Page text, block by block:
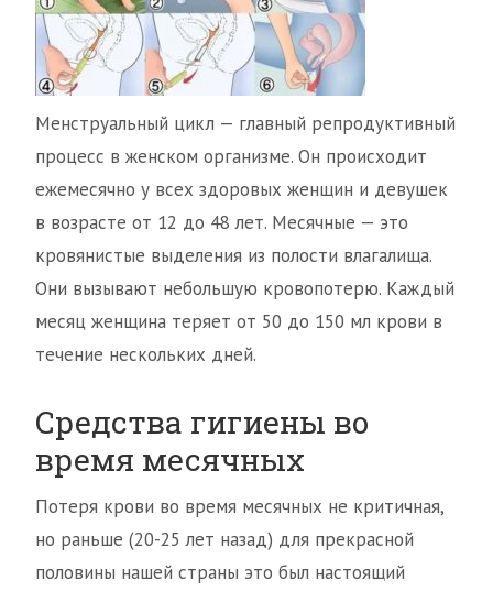
Менструальный цикл — главный репродуктивный
процесс в женском организме. Он происходит
ежемесячно у всех здоровых женщин и девушек
в возрасте от 12 до 48 лет. Месячные — это
кровянистые выделения из полости влагалища.
Они вызывают небольшую кровопотерю. Каждый
месяц женщина теряет от 50 до 150 мл крови в
течение нескольких дней.
Средства гигиены во
время месячных
Потеря крови во время месячных не критичная,
но раньше (20-25 лет назад) для прекрасной
половины нашей страны это был настоящий